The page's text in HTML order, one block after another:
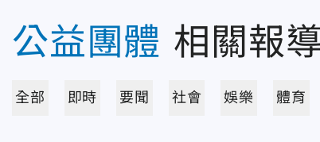
公益團體 相關報導
全部 即時 要聞 社會 娛樂 體育